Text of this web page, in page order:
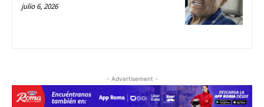
julio 6, 2026
- Advertisement -